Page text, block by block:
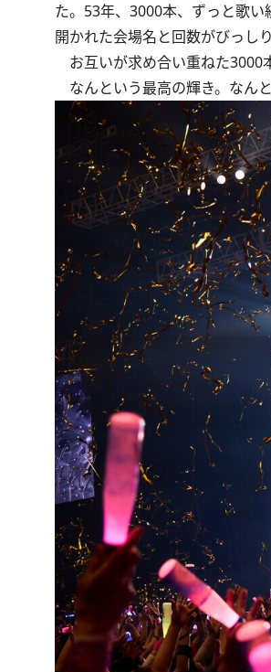
た。53年、3000本、ずっと歌
開かれた会場名と回数がびっし
お互いが求め合い重ねた3000
なんという最高の輝き。なん